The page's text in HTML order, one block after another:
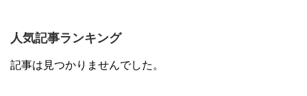
人気記事ランキング
記事は見つかりませんでした。